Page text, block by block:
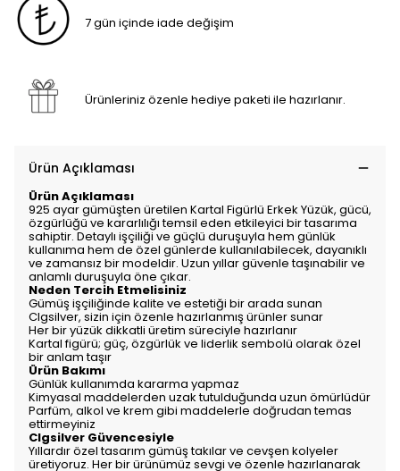
7 gün içinde iade değişim
Ürünleriniz özenle hediye paketi ile hazırlanır.
Ürün Açıklaması
Ürün Açıklaması
925 ayar gümüşten üretilen Kartal Figürlü Erkek Yüzük, gücü,
özgürlüğü ve kararlılığı temsil eden etkileyici bir tasarıma
sahiptir. Detaylı işçiliği ve güçlü duruşuyla hem günlük
kullanıma hem de özel günlerde kullanılabilecek, dayanıklı
ve zamansız bir modeldir. Uzun yıllar güvenle taşınabilir ve
anlamlı duruşuyla öne çıkar.
Neden Tercih Etmelisiniz
Gümüş işçiliğinde kalite ve estetiği bir arada sunan
Clgsilver, sizin için özenle hazırlanmış ürünler sunar
Her bir yüzük dikkatli üretim süreciyle hazırlanır
Kartal figürü; güç, özgürlük ve liderlik sembolü olarak özel
bir anlam taşır
Ürün Bakımı
Günlük kullanımda kararma yapmaz
Kimyasal maddelerden uzak tutulduğunda uzun ömürlüdür
Parfüm, alkol ve krem gibi maddelerle doğrudan temas
ettirmeyiniz
Clgsilver Güvencesiyle
Yıllardır özel tasarım gümüş takılar ve cevşen kolyeler
üretiyoruz. Her bir ürünümüz sevgi ve özenle hazırlanarak